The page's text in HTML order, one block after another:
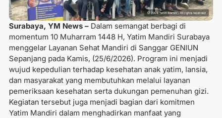
Surabaya, YM News – Dalam semangat berbagi di
momentum 10 Muharram 1448 H, Yatim Mandiri Surabaya
menggelar Layanan Sehat Mandiri di Sanggar GENIUN
Sepanjang pada Kamis, (25/6/2026). Program ini menjadi
wujud kepedulian terhadap kesehatan anak yatim, lansia,
dan masyarakat yang membutuhkan melalui layanan
pemeriksaan kesehatan serta dukungan pemenuhan gizi.
Kegiatan tersebut juga menjadi bagian dari komitmen
Yatim Mandiri dalam menghadirkan manfaat yang